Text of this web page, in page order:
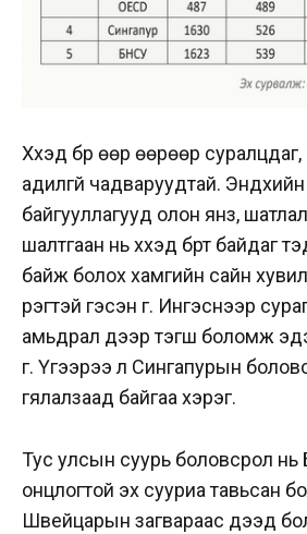
Хүүхэд бүр өөр өөрөөр
адилгүй чадваруудтай.
байгууллагууд олон янз,
шалтгаан нь хүүхэд бүрт байдаг
байж болох хамгийн сайн
үүрэгтэй гэсэн үг. Ингэснээр
амьдрал дээр тэгш боломж
үг. Үүгээрээ л Сингапурын
гялалзаад байгаа хэрэг.
Тус улсын суурь боловсрол нь
онцлогтой эх сууриа тавьсан
Швейцарын загвараас дээд